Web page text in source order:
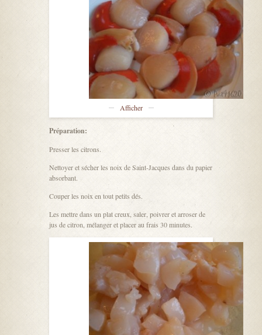
Afficher
Préparation:
Presser les citrons.
Nettoyer et sécher les noix de Saint-Jacques dans du papier
absorbant.
Couper les noix en tout petits dés.
Les mettre dans un plat creux, saler, poivrer et arroser de
jus de citron, mélanger et placer au frais 30 minutes.